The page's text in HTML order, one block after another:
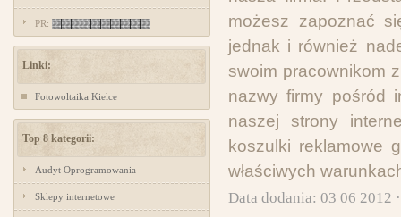
PR:
Linki:
Fotowoltaika Kielce
Top 8 kategorii:
Audyt Oprogramowania
Sklepy internetowe
możesz zapoznać
jednak i również
swoim pracownikom
nazwy firmy pośród
naszej strony
koszulki reklamowe
właściwych
Data dodania: 03 06 2012